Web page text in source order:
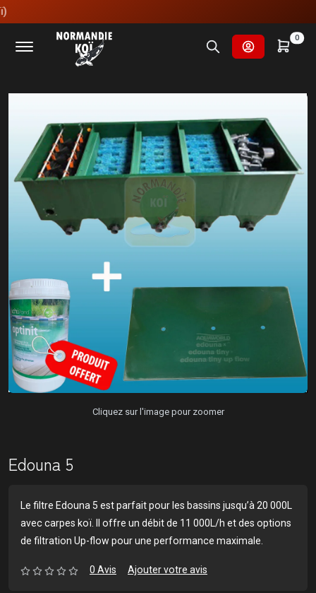
0
Accueil
Fournitures et technologies pour les bassins
Filtrations pour les bassins
Filtrations multi-chambres
Cliquez sur l'image pour zoomer
Edouna 5
Le filtre Edouna 5 est parfait pour les bassins jusqu’à 20 000L
avec carpes koï. Il offre un débit de 11 000L/h et des options
de filtration Up-flow pour une performance maximale.
0 Avis Ajouter votre avis